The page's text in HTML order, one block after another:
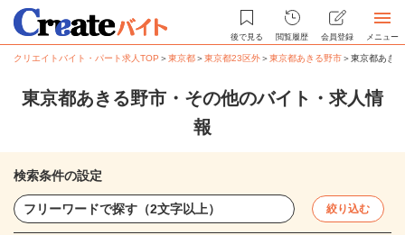
後で見る 閲覧履歴 会員登録 メニュー
クリエイトバイト・パート求人TOP ＞東京都＞東京都23区外＞東京都あきる野市＞東京都あき
東京都あきる野市・その他のバイト・求人情
報
検索条件の設定
絞り込む